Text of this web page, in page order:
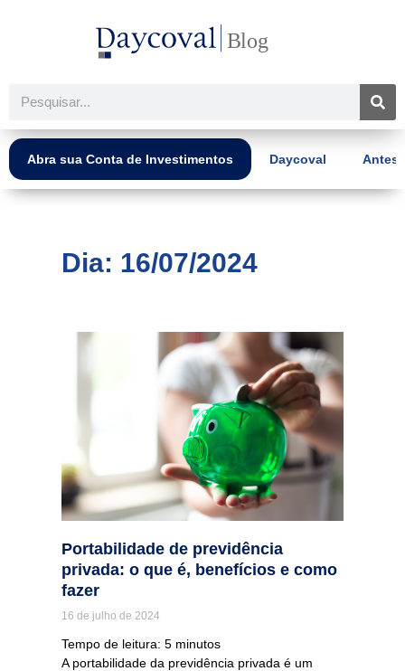
Pesquisar
Abra sua Conta de Investimentos Daycoval Antes
Dia: 16/07/2024
Portabilidade de previdência
privada: o que é, benefícios e como
fazer
16 de julho de 2024
Tempo de leitura: 5 minutos
A portabilidade da previdência privada é um